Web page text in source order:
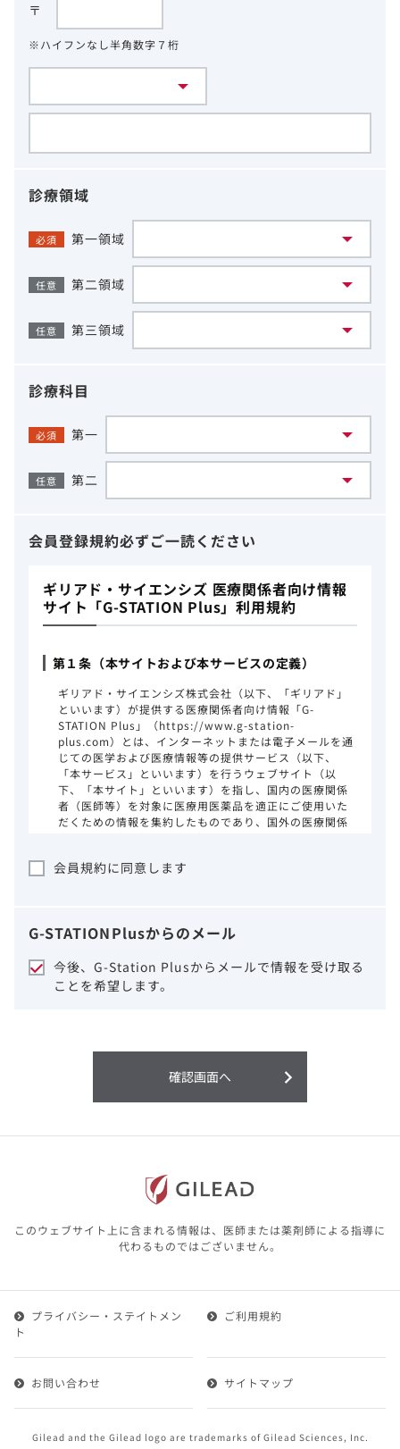
〒
※ハイフンなし半角数字７桁
診療領域
必須 第一領域
任意 第二領域
任意 第三領域
診療科目
必須 第一
任意 第二
会員登録規約必ずご一読ください
ギリアド・サイエンシズ 医療関係者向け情報
サイト「G-STATION Plus」利用規約
第１条（本サイトおよび本サービスの定義）
ギリアド・サイエンシズ株式会社（以下、「ギリアド」
といいます）が提供する医療関係者向け情報「G-
STATION Plus」（https://www.g-station-
plus.com）とは、インターネットまたは電子メールを通
じての医学および医療情報等の提供サービス（以下、
「本サービス」といいます）を行うウェブサイト（以
下、「本サイト」といいます）を指し、国内の医療関係
者（医師等）を対象に医療用医薬品を適正にご使用いた
だくための情報を集約したものであり、国外の医療関係
事項をご熟読いただき、同意された場合のみご利用くだ
ギリアドは、本サイトのコンテンツについて
細心の注意を払い、正確かつ最新の情報を提
供するように努力をしておりますが、正確
性、確実性、妥当性、有用性、ご利用になら
利用することまたは利用できなかったことよ
り生じる損害については一切の責任を負いか
含む）の情報は、その製品またはその製品の
本サイト内の情報は、医師その他医療関係者
が行なうべきアドバイスやサービスを提供す
るものではありません。本サイトに表示され
ている情報は、決して、医師その他医療関係
1.会員とは、医療関係者の方で、本サービスの利用規約
ービスに登録を申し込みギリアドがこれを承認した方を
いいます。
けることができます。
会員規約に同意します
G-STATIONPlusからのメール
今後、G-Station Plusからメールで情報を受け取る
ことを希望します。
確認画面へ
このウェブサイト上に含まれる情報は、医師または薬剤師による指導に
代わるものではございません。
Gilead and the Gilead logo are trademarks of Gilead Sciences, Inc.
プライバシー・ステイトメン
ト
ご利用規約
お問い合わせ サイトマップ